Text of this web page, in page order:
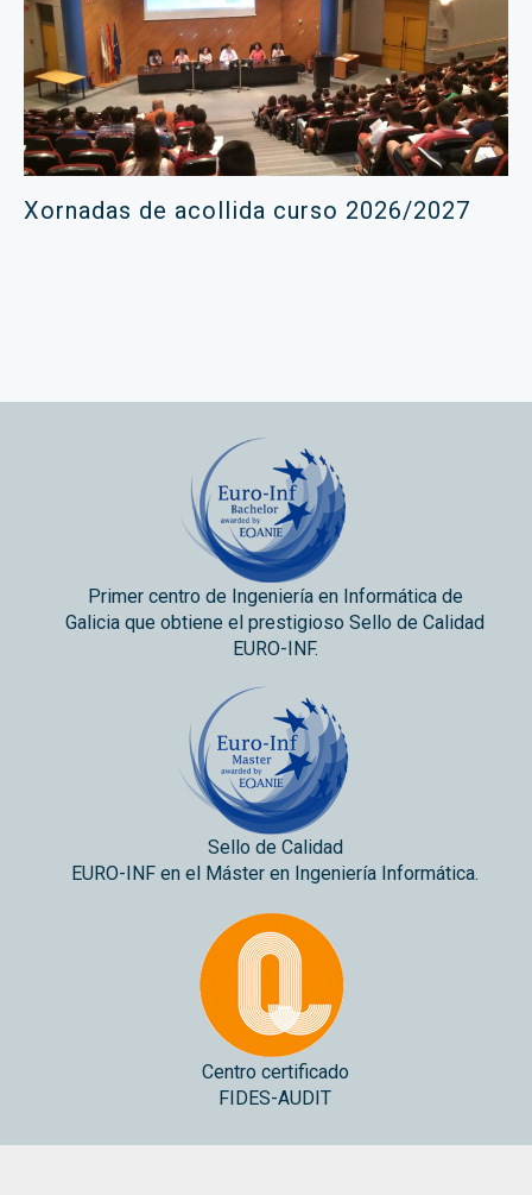
Xornadas de acollida curso 2026/2027
Primer centro de Ingeniería en Informática de
Galicia que obtiene el prestigioso Sello de Calidad
EURO-INF.
Sello de Calidad
EURO-INF en el Máster en Ingeniería Informática.
Centro certificado
FIDES-AUDIT